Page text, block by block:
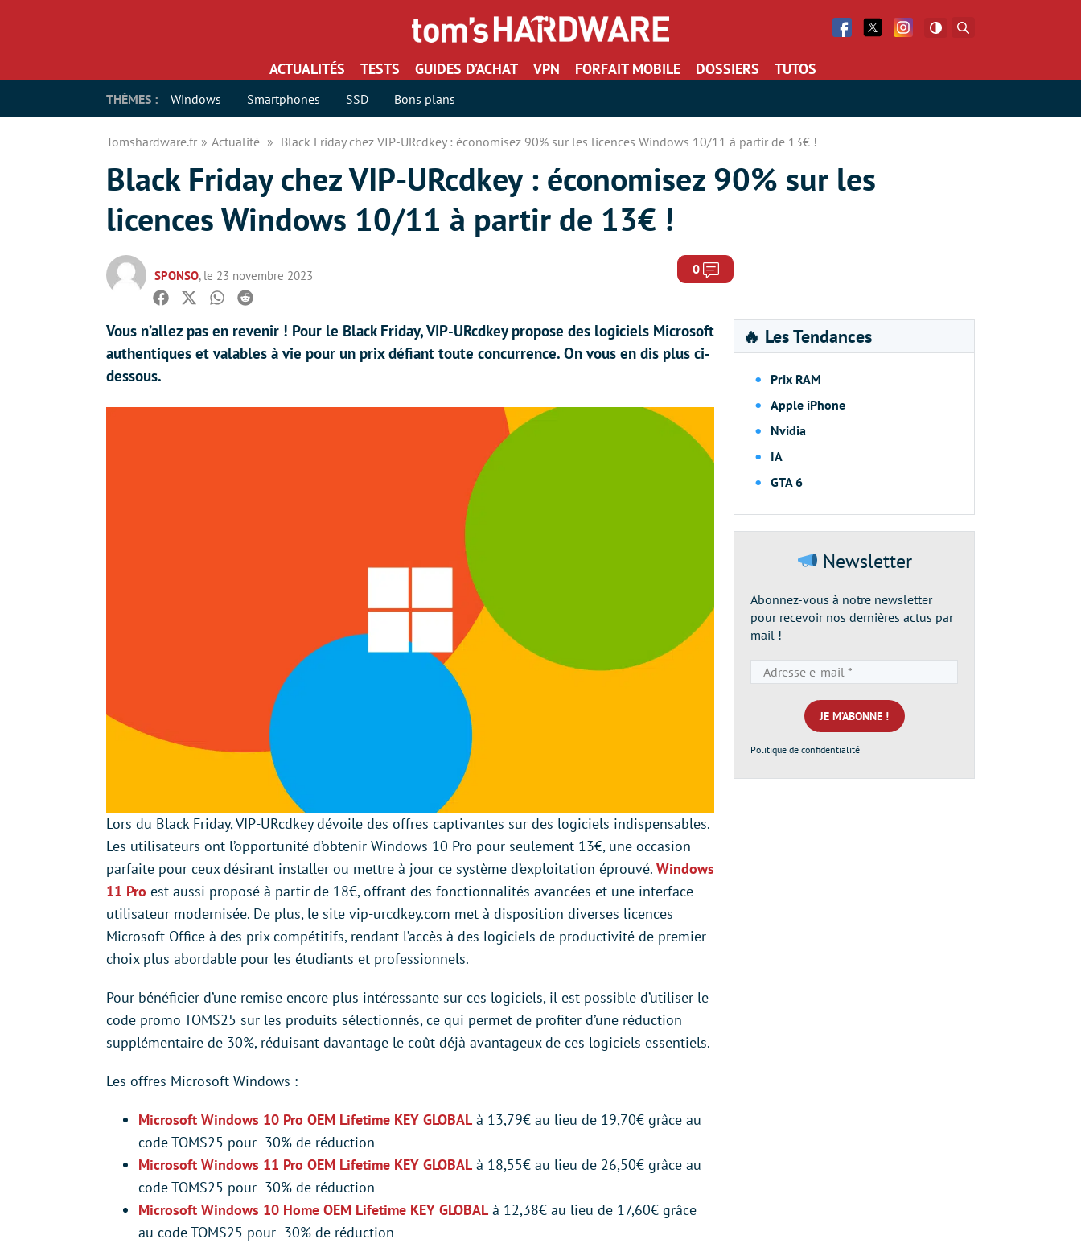
Facebook
Twitter Facebook
ACTUALITÉS TESTS GUIDES D’ACHAT VPN FORFAIT MOBILE DOSSIERS TUTOS
THÈMES : Windows Smartphones SSD Bons plans
Tomshardware.fr Actualité Black Friday chez VIP-URcdkey : économisez 90% sur les licences Windows 10/11 à partir de 13€ !
Black Friday chez VIP-URcdkey : économisez 90% sur les
licences Windows 10/11 à partir de 13€ !
SPONSO, le 23 novembre 2023 0 Commentaires
Facebook
TwitterWhatsapp
Reddit
Vous n’allez pas en revenir ! Pour le Black Friday, VIP-URcdkey propose des logiciels Microsoft
authentiques et valables à vie pour un prix défiant toute concurrence. On vous en dis plus ci-
dessous.
Lors du Black Friday, VIP-URcdkey dévoile des offres captivantes sur des logiciels indispensables.
Les utilisateurs ont l’opportunité d’obtenir Windows 10 Pro pour seulement 13€, une occasion
parfaite pour ceux désirant installer ou mettre à jour ce système d’exploitation éprouvé. Windows
11 Pro est aussi proposé à partir de 18€, offrant des fonctionnalités avancées et une interface
utilisateur modernisée. De plus, le site vip-urcdkey.com met à disposition diverses licences
Microsoft Office à des prix compétitifs, rendant l’accès à des logiciels de productivité de premier
choix plus abordable pour les étudiants et professionnels.
Pour bénéficier d’une remise encore plus intéressante sur ces logiciels, il est possible d’utiliser le
code promo TOMS25 sur les produits sélectionnés, ce qui permet de profiter d’une réduction
supplémentaire de 30%, réduisant davantage le coût déjà avantageux de ces logiciels essentiels.
Les offres Microsoft Windows :
Microsoft Windows 10 Pro OEM Lifetime KEY GLOBAL à 13,79€ au lieu de 19,70€ grâce au
code TOMS25 pour -30% de réduction
Microsoft Windows 11 Pro OEM Lifetime KEY GLOBAL à 18,55€ au lieu de 26,50€ grâce au
code TOMS25 pour -30% de réduction
Microsoft Windows 10 Home OEM Lifetime KEY GLOBAL à 12,38€ au lieu de 17,60€ grâce
au code TOMS25 pour -30% de réduction
🔥 Les Tendances
Prix RAM
Apple iPhone
Nvidia
IA
GTA 6
Newsletter
Abonnez-vous à notre newsletter
pour recevoir nos dernières actus par
mail !
e-
mail
*
Politique de confidentialité